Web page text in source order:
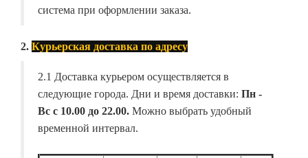
система при оформлении заказа.
2. Курьерская доставка по адресу
2.1 Доставка курьером осуществляется в
следующие города. Дни и время доставки: Пн -
Вс с 10.00 до 22.00. Можно выбрать удобный
временной интервал.